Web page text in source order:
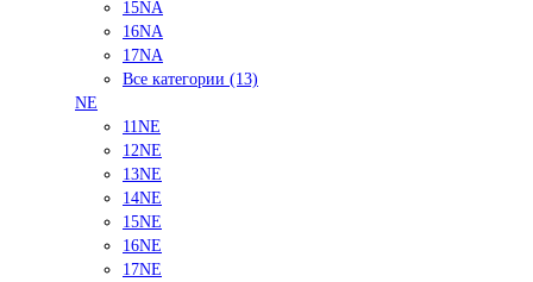
15NA
16NA
17NA
Все категории (13)
NE
11NE
12NE
13NE
14NE
15NE
16NE
17NE